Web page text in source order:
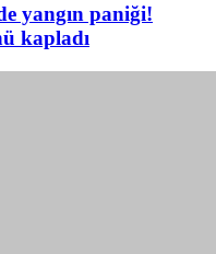
yangın paniği!
kapladı